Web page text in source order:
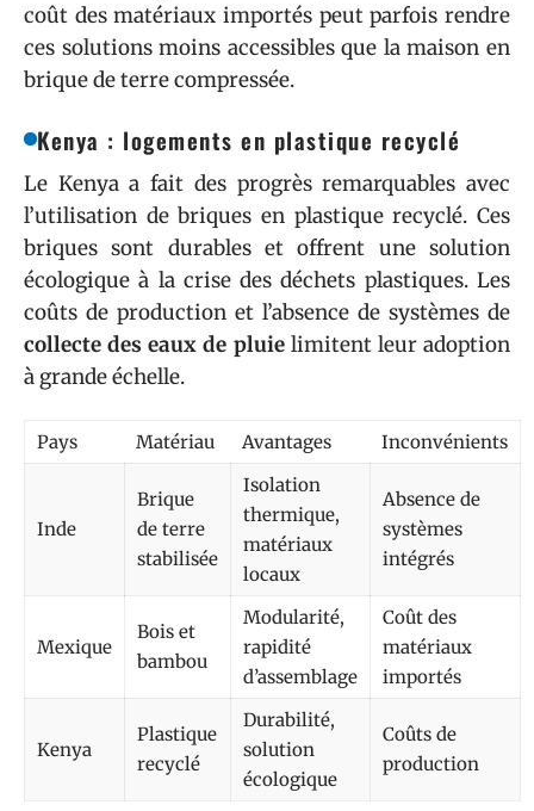
coût des matériaux importés peut parfois rendre
ces solutions moins accessibles que la maison en
brique de terre compressée.
Kenya : logements en plastique recyclé
Le Kenya a fait des progrès remarquables avec
l’utilisation de briques en plastique recyclé. Ces
briques sont durables et offrent une solution
écologique à la crise des déchets plastiques. Les
coûts de production et l’absence de systèmes de
collecte des eaux de pluielimitent leur adoption
à grande échelle.
Pays Matériau Avantages Inconvénients
Inde
Brique
de terre
stabilisée
Isolation
thermique,
matériaux
locaux
Absence de
systèmes
intégrés
Mexique
Bois et
bambou
Modularité,
rapidité
d’assemblage
Coût des
matériaux
importés
Kenya
Plastique
recyclé
Durabilité,
solution
écologique
Coûts de
production